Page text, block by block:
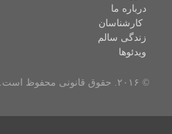
درباره ما
کارشناسان
زندگی سالم
ویدئوها
© ۲۰۱۶. حقوق قانونی محفوظ است.